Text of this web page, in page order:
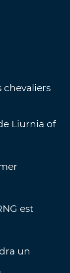
chevaliers
Liurnia of
est
un